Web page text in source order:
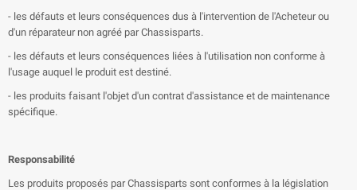
- les défauts et leurs conséquences dus à l'intervention de l'Acheteur ou
d'un réparateur non agréé par Chassisparts.
- les défauts et leurs conséquences liées à l'utilisation non conforme à
l'usage auquel le produit est destiné.
- les produits faisant l'objet d'un contrat d'assistance et de maintenance
spécifique.
Responsabilité
Les produits proposés par Chassisparts sont conformes à la législation